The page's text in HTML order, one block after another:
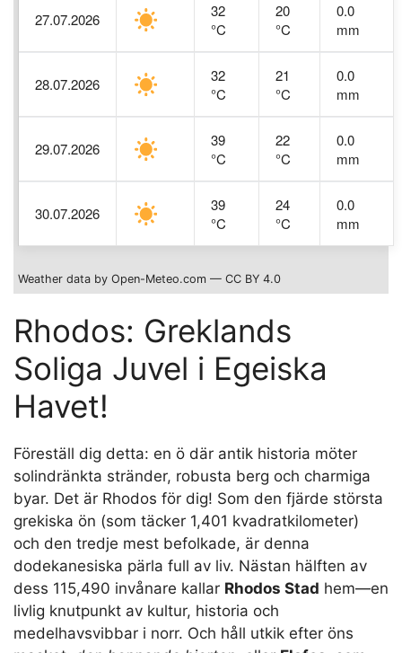
27.07.2026
32
°C
20
°C
0.0
mm
28.07.2026
32
°C
21
°C
0.0
mm
29.07.2026
39
°C
22
°C
0.0
mm
30.07.2026
39
°C
24
°C
0.0
mm
Weather data by Open-Meteo.com — CC BY 4.0
Rhodos: Greklands
Soliga Juvel i Egeiska
Havet!
Föreställ dig detta: en ö där antik historia möter
solindränkta stränder, robusta berg och charmiga
byar. Det är Rhodos för dig! Som den fjärde största
grekiska ön (som täcker 1,401 kvadratkilometer)
och den tredje mest befolkade, är denna
dodekanesiska pärla full av liv. Nästan hälften av
dess 115,490 invånare kallar Rhodos Stad hem—en
livlig knutpunkt av kultur, historia och
medelhavsvibbar i norr. Och håll utkik efter öns